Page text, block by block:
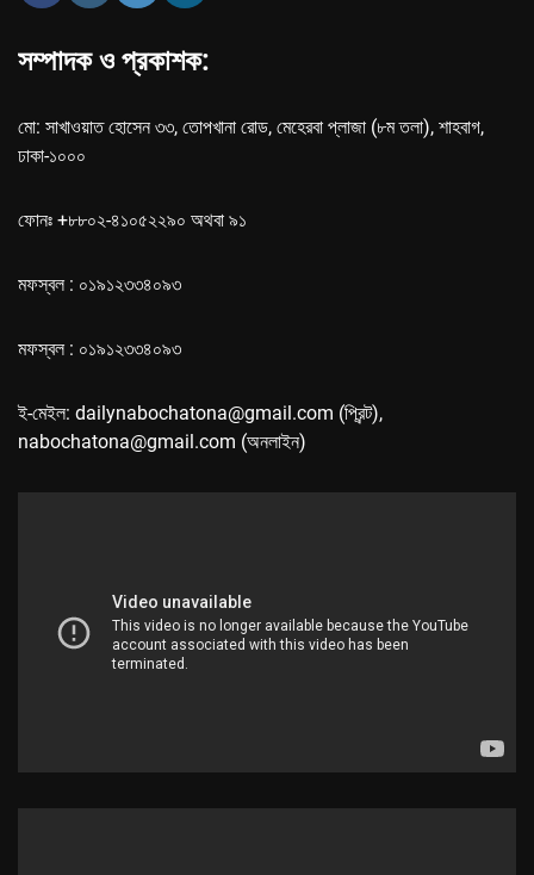
সম্পাদক ও প্রকাশক:
মো: সাখাওয়াত হোসেন ৩৩, তোপখানা রোড, মেহেরবা প্লাজা (৮ম তলা), শাহবাগ,
ঢাকা-১০০০
ফোনঃ +৮৮০২-৪১০৫২২৯০ অথবা ৯১
মফস্বল : ০১৯১২৩৩৪০৯৩
মফস্বল : ০১৯১২৩৩৪০৯৩
ই-মেইল: dailynabochatona@gmail.com (প্রিন্ট),
nabochatona@gmail.com (অনলাইন)